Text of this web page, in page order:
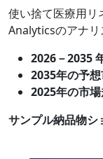
使い捨て医療用リ
Analyticsのアナ
2026－2035
2035年の予
2025年の市
サンプル納品物シ